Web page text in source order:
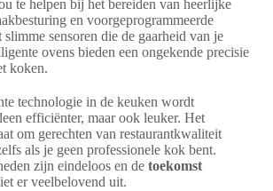
te helpen bij het bereiden van heerlijke
en voorgeprogrammeerde
sensoren die de gaarheid van je
ovens bieden een ongekende precisie
koken.
technologie in de keuken wordt
efficiënter, maar ook leuker. Het
om gerechten van restaurantkwaliteit
als je geen professionele kok bent.
zijn eindeloos en de toekomst
er veelbelovend uit.